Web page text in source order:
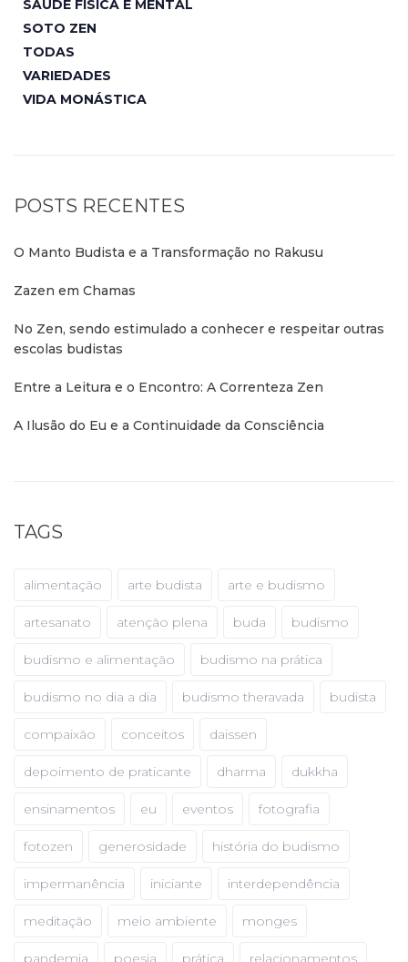
SAÚDE FÍSICA E MENTAL
SOTO ZEN
TODAS
VARIEDADES
VIDA MONÁSTICA
POSTS RECENTES
O Manto Budista e a Transformação no Rakusu
Zazen em Chamas
No Zen, sendo estimulado a conhecer e respeitar outras
escolas budistas
Entre a Leitura e o Encontro: A Correnteza Zen
A Ilusão do Eu e a Continuidade da Consciência
TAGS
alimentação arte budista arte e budismo
artesanato atenção plena buda budismo
budismo e alimentação budismo na prática
budismo no dia a dia budismo theravada budista
compaixão conceitos daissen
depoimento de praticante dharma dukkha
ensinamentos eu eventos fotografia
fotozen generosidade história do budismo
impermanência iniciante interdependência
meditação meio ambiente monges
pandemia poesia prática relacionamentos